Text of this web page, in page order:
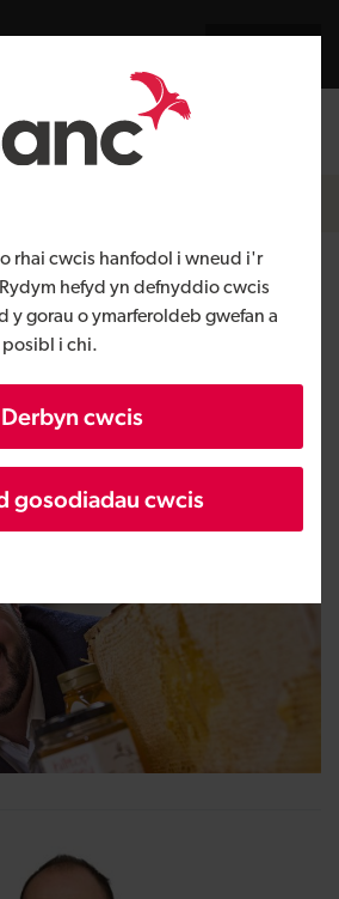
rhai cwcis hanfodol i wneud i'r
hefyd yn defnyddio cwcis
y gorau o ymarferoldeb gwefan a
i chi.
Derbyn cwcis
gosodiadau cwcis
Mewngofnodi
Cymru
busnes
£100,000